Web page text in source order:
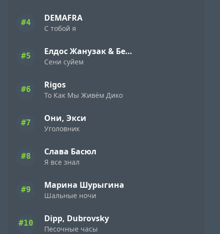
#4 DEMAFRA
С тобой я
#5 Елдос Жанузак & Бейбарыс Садык
Сени суйем
#6 Rigos
То Как Мы Живём Дико
#7 Они, Экси
Уголовник
#8 Слава Басюл
Я все знал
#9 Марина Шурыгина
Шальные ночи
#10 Dipp, Dubrovsky
Песочные часы